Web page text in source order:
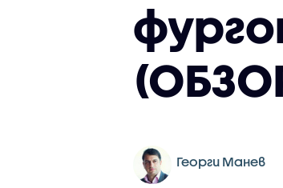
Георги Манев